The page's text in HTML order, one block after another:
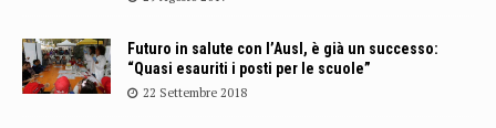
Futuro in salute con l’Ausl, è già un successo:
“Quasi esauriti i posti per le scuole”
22 Settembre 2018